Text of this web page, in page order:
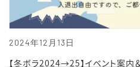
2024年12月13日
【冬ボラ2024→25】イベント案内